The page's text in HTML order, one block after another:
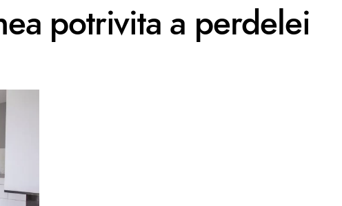
potrivita a perdelei